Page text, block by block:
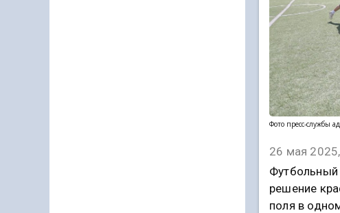
Фото пресс-службы
26 мая
Футбольный
решение
поля в